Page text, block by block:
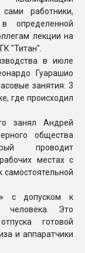
работники,
определенной
лекции на
"Титан".
в июле
Гуарашио
занятия: 3
где происходил
занял Андрей
общества
проводит
местах с
самостоятельной
с допуском к
человека. Это
готовой
и аппаратчики